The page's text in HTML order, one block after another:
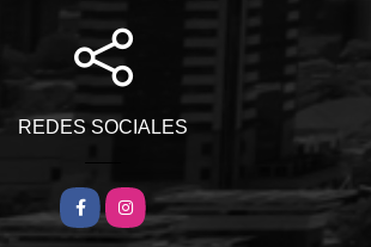
REDES SOCIALES
FacebookInstagram